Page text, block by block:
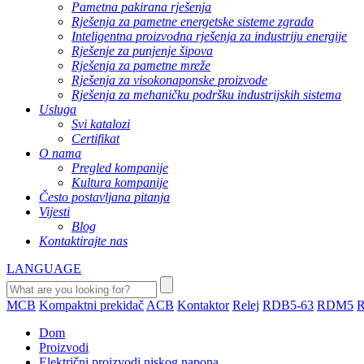
Pametna pakirana rješenja
Rješenja za pametne energetske sisteme zgrada
Inteligentna proizvodna rješenja za industriju energije
Rješenje za punjenje šipova
Rješenja za pametne mreže
Rješenja za visokonaponske proizvode
Rješenja za mehaničku podršku industrijskih sistema
Usluga
Svi katalozi
Certifikat
O nama
Pregled kompanije
Kultura kompanije
Često postavljana pitanja
Vijesti
Blog
Kontaktirajte nas
LANGUAGE
MCB Kompaktni prekidač ACB Kontaktor Relej RDB5-63 RDM5
Dom
Proizvodi